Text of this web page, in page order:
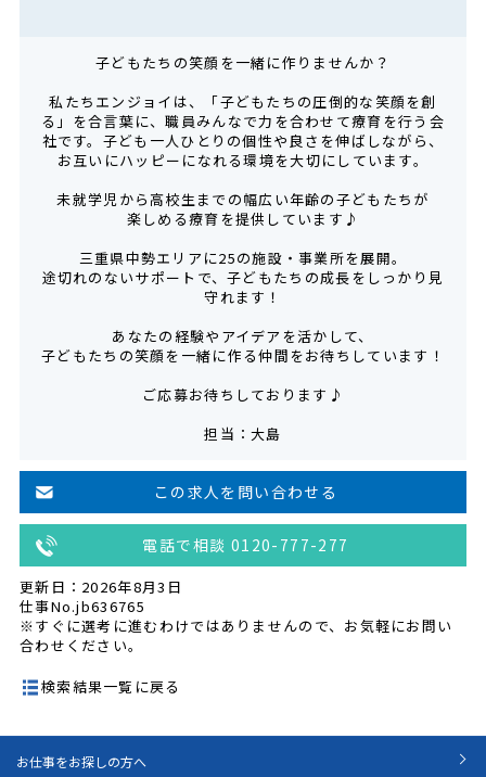
子どもたちの笑顔を一緒に作りませんか？
私たちエンジョイは、「子どもたちの圧倒的な笑顔を創
る」を合言葉に、職員みんなで力を合わせて療育を行う会
社です。子ども一人ひとりの個性や良さを伸ばしながら、
お互いにハッピーになれる環境を大切にしています。
未就学児から高校生までの幅広い年齢の子どもたちが
楽しめる療育を提供しています♪
三重県中勢エリアに25の施設・事業所を展開。
途切れのないサポートで、子どもたちの成長をしっかり見
守れます！
あなたの経験やアイデアを活かして、
子どもたちの笑顔を一緒に作る仲間をお待ちしています！
ご応募お待ちしております♪
担当：大島
この求人を問い合わせる
電話で相談 0120-777-277
更新日：2026年8月3日
仕事No.jb636765
※すぐに選考に進むわけではありませんので、お気軽にお問い
合わせください。
検索結果一覧に戻る
お仕事をお探しの方へ